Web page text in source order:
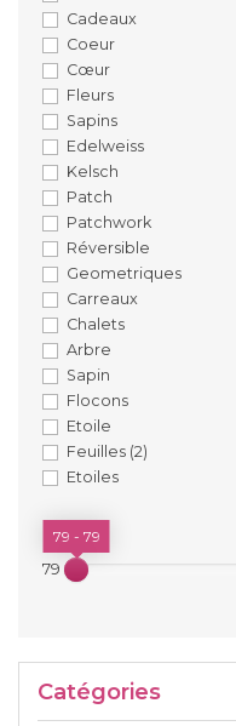
Cadeaux
Coeur
Cœur
Fleurs
Sapins
Edelweiss
Kelsch
Patch
Patchwork
Réversible
Geometriques
Carreaux
Chalets
Arbre
Sapin
Flocons
Etoile
Feuilles (2)
Etoiles
PRIX
79 €
79 - 79
Catégories